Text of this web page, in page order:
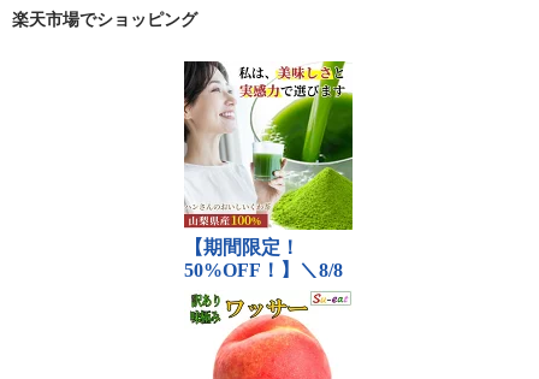
楽天市場でショッピング